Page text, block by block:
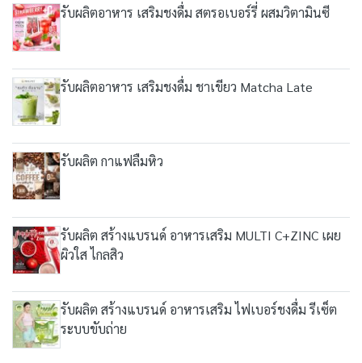
รับผลิตอาหาร เสริมชงดื่ม สตรอเบอร์รี่ ผสมวิตามินซี
รับผลิตอาหาร เสริมชงดื่ม ชาเขียว Matcha Late
รับผลิต กาแฟลืมหิว
รับผลิต สร้างแบรนด์ อาหารเสริม MULTI C+ZINC เผย
ผิวใส ไกลสิว
รับผลิต สร้างแบรนด์ อาหารเสริม ไฟเบอร์ชงดื่ม รีเซ็ต
ระบบขับถ่าย